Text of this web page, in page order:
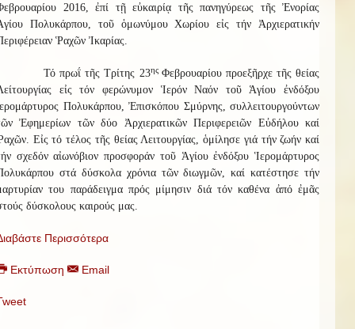
2016, ἐπί τῇ εὐκαιρίᾳ τῆς πανηγύρεως τῆς Ἐνορίας
Πολυκάρπου, τοῦ ὁμωνύμου Χωρίου εἰς τήν Ἀρχιερατικήν
Ῥαχῶν Ἰκαρίας.
Τό πρωΐ τῆς Τρίτης 23ης Φεβρουαρίου προεξῆρχε τῆς θείας
εἰς τόν φερώνυμον Ἱερόν Ναόν τοῦ Ἁγίου ἐνδόξου
Πολυκάρπου, Ἐπισκόπου Σμύρνης, συλλειτουργούντων
Ἐφημερίων τῶν δύο Ἀρχιερατικῶν Περιφερειῶν Εὐδήλου καί
Εἰς τό τέλος τῆς θείας Λειτουργίας, ὁμίλησε γιά τήν ζωήν καί
σχεδόν αἰωνόβιον προσφοράν τοῦ Ἁγίου ἐνδόξου Ἱερομάρτυρος
στά δύσκολα χρόνια τῶν διωγμῶν, καί κατέστησε τήν
του παράδειγμα πρός μίμησιν διά τόν καθένα ἀπό ἐμᾶς
δύσκολους καιρούς μας.
Περισσότερα
Εκτύπωση Email